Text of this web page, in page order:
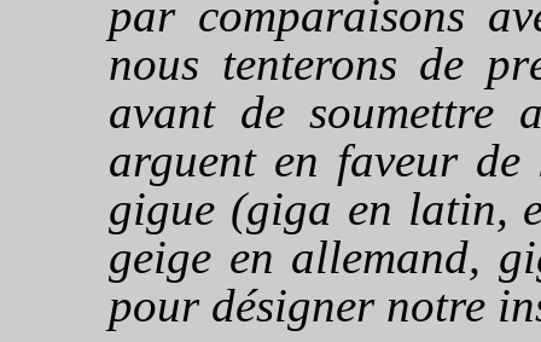
par comparaisons
nous tenterons de
avant de soumettre
arguent en faveur de
gigue (giga en latin,
geige en allemand,
pour désigner notre